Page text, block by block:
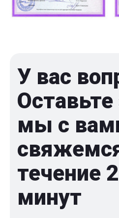
У вас
Оставьте
мы с
течение
минут